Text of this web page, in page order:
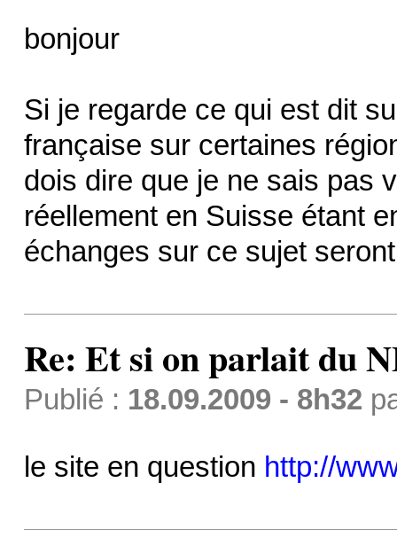
bonjour
Si je regarde ce qui est dit
française sur certaines
dois dire que je ne sais pas
réellement en Suisse étant
échanges sur ce sujet
Re: Et si on parlait du
Publié : 18.09.2009 - 8h32
le site en question http://